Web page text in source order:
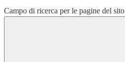
Campo di ricerca per le pagine del sito